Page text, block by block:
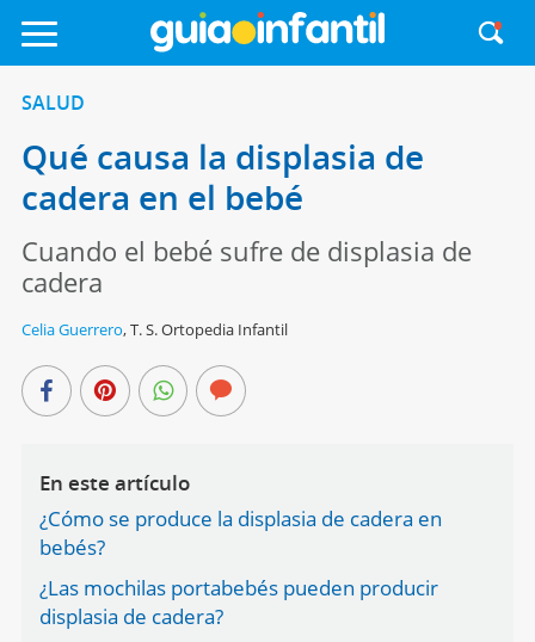
SALUD
Qué causa la displasia de
cadera en el bebé
Cuando el bebé sufre de displasia de
cadera
Celia Guerrero,T. S. Ortopedia Infantil
En este artículo
¿Cómo se produce la displasia de cadera en
bebés?
¿Las mochilas portabebés pueden producir
displasia de cadera?